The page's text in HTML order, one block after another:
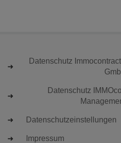
Datenschutz
Datenschutz
Datenschutzeinstellungen
Impressum